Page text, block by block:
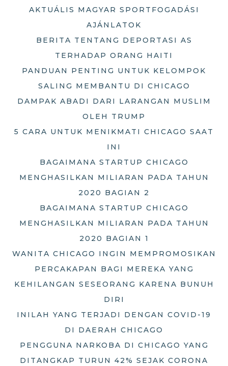
AKTUÁLIS MAGYAR SPORTFOGADÁSI
AJÁNLATOK
BERITA TENTANG DEPORTASI AS
TERHADAP ORANG HAITI
PANDUAN PENTING UNTUK KELOMPOK
SALING MEMBANTU DI CHICAGO
DAMPAK ABADI DARI LARANGAN MUSLIM
OLEH TRUMP
5 CARA UNTUK MENIKMATI CHICAGO SAAT
INI
BAGAIMANA STARTUP CHICAGO
MENGHASILKAN MILIARAN PADA TAHUN
2020 BAGIAN 2
BAGAIMANA STARTUP CHICAGO
MENGHASILKAN MILIARAN PADA TAHUN
2020 BAGIAN 1
WANITA CHICAGO INGIN MEMPROMOSIKAN
PERCAKAPAN BAGI MEREKA YANG
KEHILANGAN SESEORANG KARENA BUNUH
DIRI
INILAH YANG TERJADI DENGAN COVID-19
DI DAERAH CHICAGO
PENGGUNA NARKOBA DI CHICAGO YANG
DITANGKAP TURUN 42% SEJAK CORONA